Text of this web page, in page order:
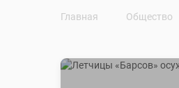
Главная Общество